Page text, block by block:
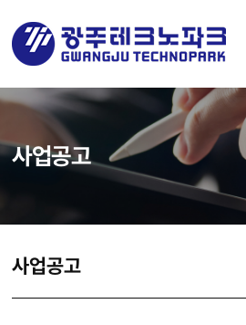
사업공고
사업공고